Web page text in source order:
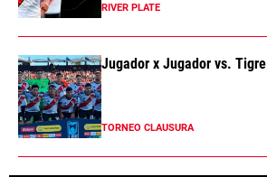
RIVER PLATE
Jugador x Jugador vs. Tigre
TORNEO CLAUSURA